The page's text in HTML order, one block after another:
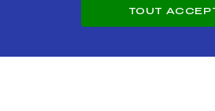
ESPACE PRESSE
TOUT